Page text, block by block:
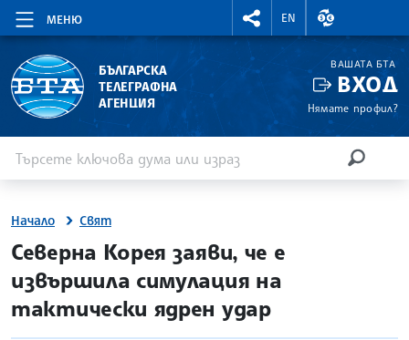
МЕНЮ
RIGHTMENU.SOCIAL
EN
ВАЛУТНИ
БЪЛГАРСКА
ТЕЛЕГРАФНА
АГЕНЦИЯ
ВАШАТА БТА
ВХОД
Нямате профил?
Начало Свят
site.bta
Северна Корея заяви, че е
извършила симулация на
тактически ядрен удар